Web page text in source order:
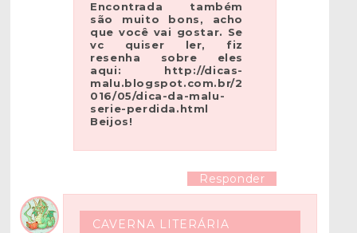
Encontrada também
são muito bons, acho
que você vai gostar. Se
vc quiser ler, fiz
resenha sobre eles
aqui: http://dicas-
malu.blogspot.com.br/2
016/05/dica-da-malu-
serie-perdida.html
Beijos!
Responder
CAVERNA LITERÁRIA